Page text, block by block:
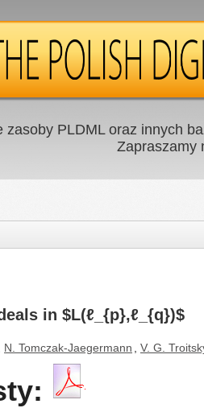
zasoby PLDML oraz innych
Zapraszamy
in $L(ℓ_{p},ℓ_{q})$
N. Tomczak-Jaegermann V. G.